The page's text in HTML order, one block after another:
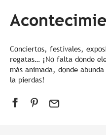
Conciertos, festivales,
regatas… ¡No falta donde
más animada, donde
la pierdas!